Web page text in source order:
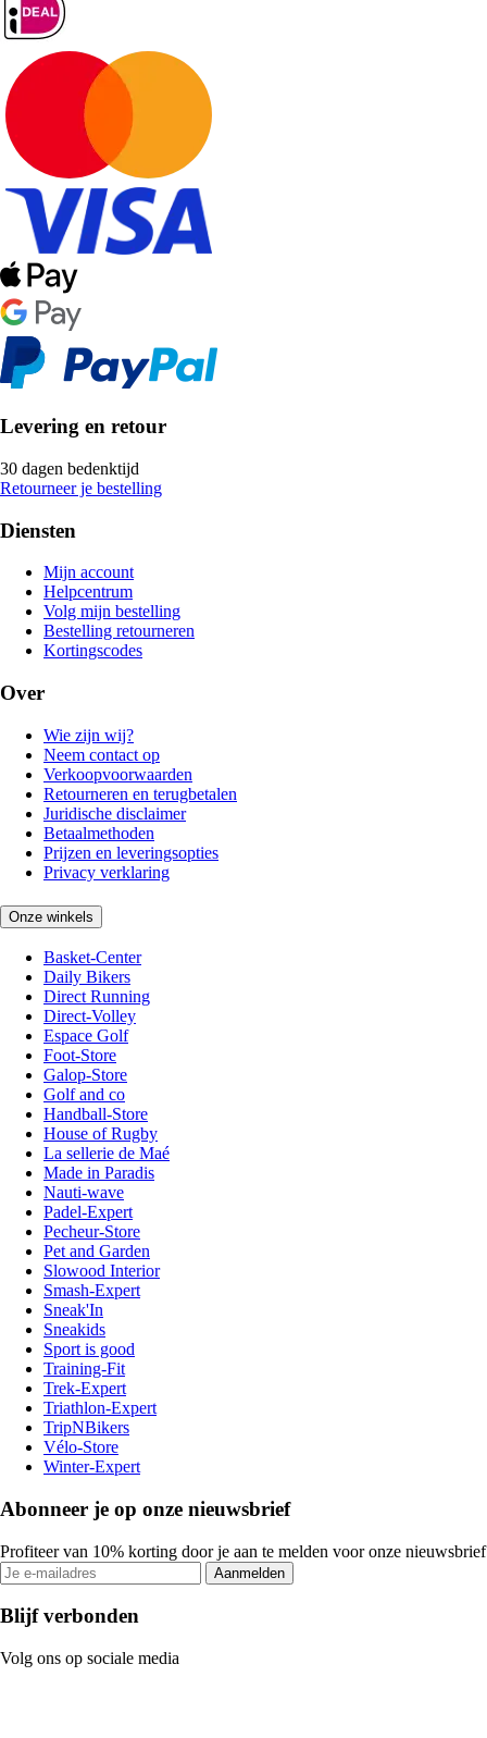
Levering en retour
30 dagen bedenktijd
Retourneer je bestelling
Diensten
Mijn account
Helpcentrum
Volg mijn bestelling
Bestelling retourneren
Kortingscodes
Over
Wie zijn wij?
Neem contact op
Verkoopvoorwaarden
Retourneren en terugbetalen
Juridische disclaimer
Betaalmethoden
Prijzen en leveringsopties
Privacy verklaring
Onze winkels
Basket-Center
Daily Bikers
Direct Running
Direct-Volley
Espace Golf
Foot-Store
Galop-Store
Golf and co
Handball-Store
House of Rugby
La sellerie de Maé
Made in Paradis
Nauti-wave
Padel-Expert
Pecheur-Store
Pet and Garden
Slowood Interior
Smash-Expert
Sneak'In
Sneakids
Sport is good
Training-Fit
Trek-Expert
Triathlon-Expert
TripNBikers
Vélo-Store
Winter-Expert
Abonneer je op onze nieuwsbrief
Profiteer van 10% korting door je aan te melden voor onze nieuwsbrief
Aanmelden
Blijf verbonden
Volg ons op sociale media